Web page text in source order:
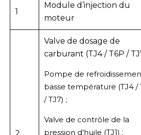
1
Module d’injection du
moteur
Valve de dosage de
carburant (TJ4 / T6P /
Pompe de
basse température (TJ4 /
/ TJ7) ;
Valve de contrôle de la
pression d’huile (TJ1) ;